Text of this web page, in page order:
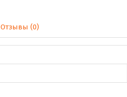
Отзывы (0)